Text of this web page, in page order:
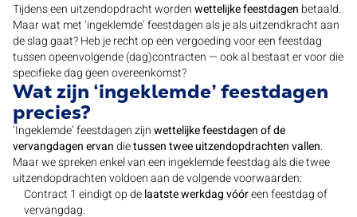
Tijdens een uitzendopdracht wordenwettelijke feestdagen betaald.
Maar wat met ‘ingeklemde’ feestdagen als je als uitzendkracht aan
de slag gaat? Heb je recht op een vergoeding voor een feestdag
tussen opeenvolgende (dag)contracten — ook al bestaat er voor die
specifieke dag geen overeenkomst?
Wat zijn ‘ingeklemde’ feestdagen
precies?
‘Ingeklemde’ feestdagen zijnwettelijke feestdagen of de
vervangdagen ervandietussen twee uitzendopdrachten vallen.
Maar we spreken enkel van een ingeklemde feestdag als die twee
uitzendopdrachten voldoen aan de volgende voorwaarden:
Contract 1 eindigt op delaatste werkdag vóóreen feestdag of
vervangdag.